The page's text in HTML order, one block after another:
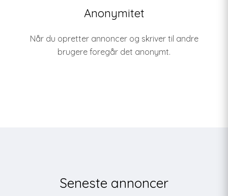
Anonymitet
Når du opretter annoncer og skriver til andre
brugere foregår det anonymt.
Seneste annoncer